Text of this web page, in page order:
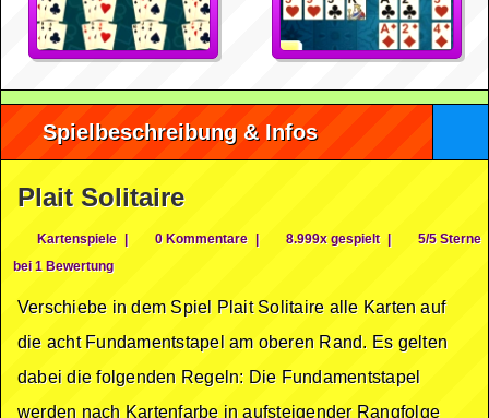
Spielbeschreibung & Infos
Plait Solitaire
Kartenspiele | 0 Kommentare | 8.999x gespielt |
5/5 Sterne
bei 1 Bewertung
Verschiebe in dem Spiel Plait Solitaire alle Karten auf
die acht Fundamentstapel am oberen Rand. Es gelten
dabei die folgenden Regeln: Die Fundamentstapel
werden nach Kartenfarbe in aufsteigender Rangfolge